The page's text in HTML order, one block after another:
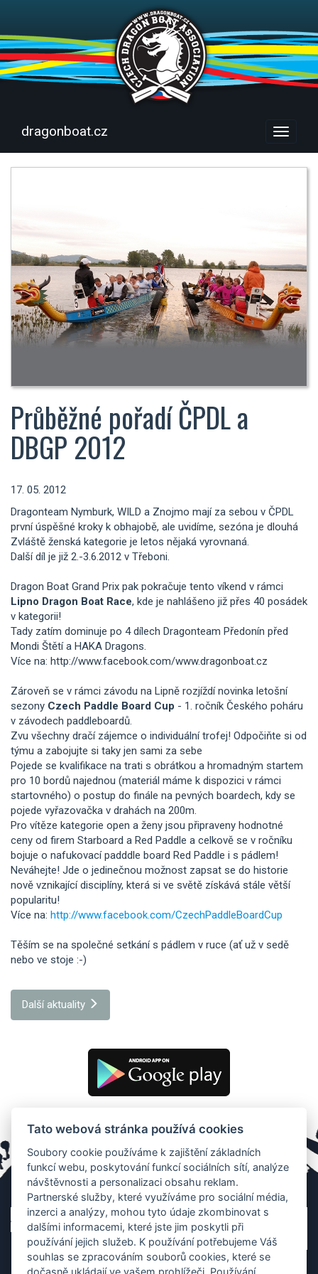
Menu
dragonboat.cz
Průběžné pořadí ČPDL a
DBGP 2012
17. 05. 2012
Dragonteam Nymburk, WILD a Znojmo mají za sebou v ČPDL
první úspěšné kroky k obhajobě, ale uvidíme, sezóna je dlouhá
Zvláště ženská kategorie je letos nějaká vyrovnaná.
Další díl je již 2.-3.6.2012 v Třeboni.
Dragon Boat Grand Prix pak pokračuje tento víkend v rámci
Lipno Dragon Boat Race, kde je nahlášeno již přes 40 posádek
v kategorii!
Tady zatím dominuje po 4 dílech Dragonteam Předonín před
Mondi Štětí a HAKA Dragons.
Více na: http://www.facebook.com/www.dragonboat.cz
Zároveň se v rámci závodu na Lipně rozjíždí novinka letošní
sezony Czech Paddle Board Cup - 1. ročník Českého poháru
v závodech paddleboardů.
Zvu všechny dračí zájemce o individuální trofej! Odpočiňte si od
týmu a zabojujte si taky jen sami za sebe
Pojede se kvalifikace na trati s obrátkou a hromadným startem
pro 10 bordů najednou (materiál máme k dispozici v rámci
startovného) o postup do finále na pevných boardech, kdy se
pojede vyřazovačka v drahách na 200m.
Pro vítěze kategorie open a ženy jsou připraveny hodnotné
ceny od firem Starboard a Red Paddle a celkově se v ročníku
bojuje o nafukovací padddle board Red Paddle i s pádlem!
Neváhejte! Jde o jedinečnou možnost zapsat se do historie
nově vznikající disciplíny, která si ve světě získává stále větší
popularitu!
Více na: http://www.facebook.com/CzechPaddleBoardCup
Těším se na společné setkání s pádlem v ruce (ať už v sedě
nebo ve stoje :-)
Další aktuality
Tato webová stránka používá cookies
Soubory cookie používáme k zajištění základních
funkcí webu, poskytování funkcí sociálních sítí, analýze
návštěvnosti a personalizaci obsahu reklam.
Partnerské služby, které využíváme pro sociální média,
inzerci a analýzy, mohou tyto údaje zkombinovat s
dalšími informacemi, které jste jim poskytli při
používání jejich služeb. K používání potřebujeme Váš
souhlas se zpracováním souborů cookies, které se
dočasně ukládají ve vašem prohlížeči. Používání